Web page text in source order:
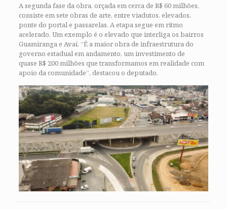
A segunda fase da obra, orçada em cerca de R$ 60 milhões,
consiste em sete obras de arte, entre viadutos, elevados,
ponte do portal e passarelas. A etapa segue em ritmo
acelerado. Um exemplo é o elevado que interliga os bairros
Guamiranga e Avaí. “É a maior obra de infraestrutura do
governo estadual em andamento, um investimento de
quase R$ 200 milhões que transformamos em realidade com
apoio da comunidade”, destacou o deputado.